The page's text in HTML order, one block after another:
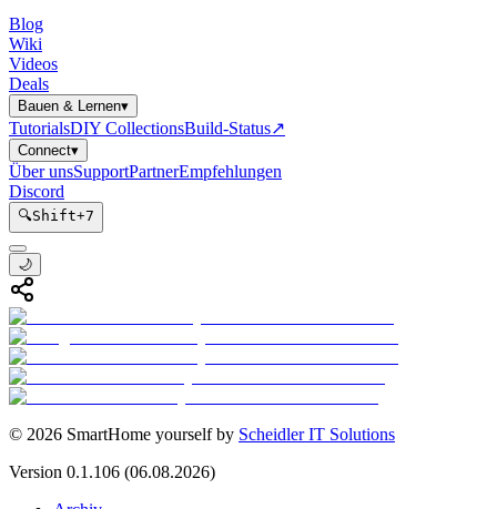
Blog
Wiki
Videos
Deals
Bauen & Lernen▾
TutorialsDIY CollectionsBuild-Status↗
Connect▾
Über unsSupportPartnerEmpfehlungen
Discord
🔍Shift+7
🌙
© 2026 SmartHome yourself by Scheidler IT Solutions
Version 0.1.106 (06.08.2026)